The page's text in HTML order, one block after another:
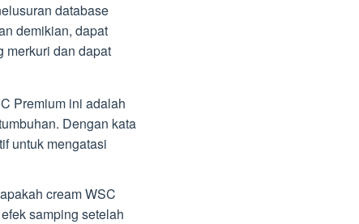
database
demikian, dapat
merkuri dan dapat
Premium ini adalah
Dengan kata
untuk mengatasi
cream WSC
samping setelah